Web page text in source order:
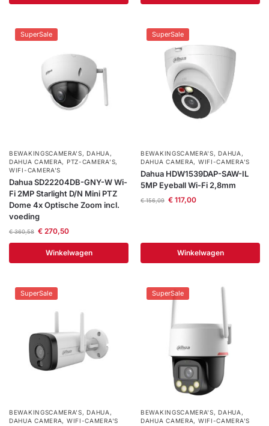
Outlet
Help &
service
SuperSale
BEWAKINGSCAMERA'S,DAHUA ,
DAHUA CAMERA, PTZ-CAMERA’S,
WIFI-CAMERA'S
Dahua SD22204DB-GNY-W Wi-
Fi 2MP Starlight D/N Mini PTZ
Dome 4x Optische Zoom incl.
voeding
€360,58 €270,50
Winkelwagen
SuperSale
BEWAKINGSCAMERA'S,DAHUA ,
DAHUA CAMERA, WIFI-CAMERA'S
Dahua HDW1539DAP-SAW-IL
5MP Eyeball Wi-Fi 2,8mm
€156,09 €117,00
Winkelwagen
SuperSale
BEWAKINGSCAMERA'S, DAHUA ,
DAHUA CAMERA, WIFI-CAMERA'S
SuperSale
BEWAKINGSCAMERA'S, DAHUA ,
DAHUA CAMERA, WIFI-CAMERA'S